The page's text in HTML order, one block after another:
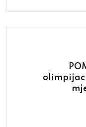
olimpijac